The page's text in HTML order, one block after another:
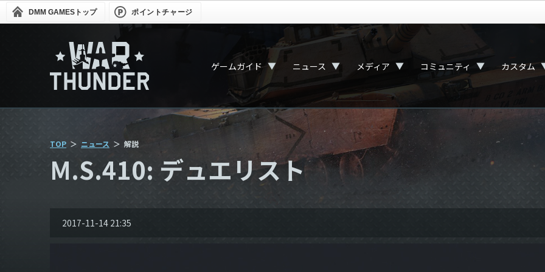
DMM GAMES トップ ポイントチャージ
ゲームガイド ▼ ニュース ▼ メディア ▼ コミュニティ ▼ カスタム
TOP ニュース 解説
M.S.410: デュエリスト
2017-11-14 21:35